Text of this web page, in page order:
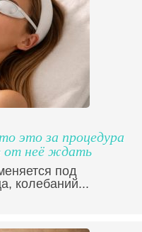
это за процедура
от неё ждать
под
колебаний...